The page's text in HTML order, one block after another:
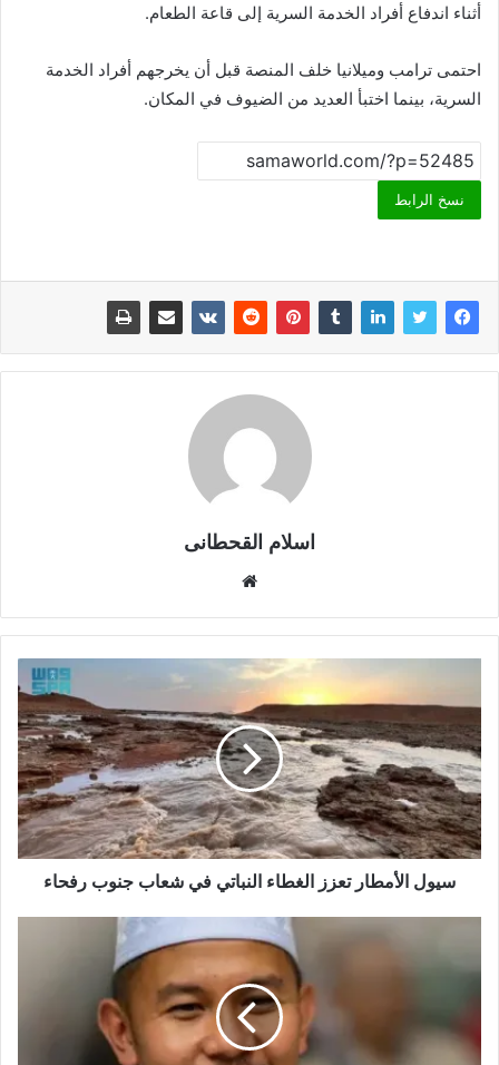
أثناء اندفاع أفراد الخدمة السرية إلى قاعة الطعام.
احتمى ترامب وميلانيا خلف المنصة قبل أن يخرجهم أفراد الخدمة
السرية، بينما اختبأ العديد من الضيوف في المكان.
نسخ الرابط
اسلام القحطانى
ق
ع
ل
و
ي
ب
سيول الأمطار تعزز الغطاء النباتي في شعاب جنوب رفحاء